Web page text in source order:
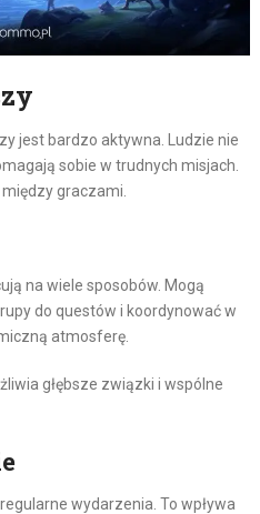
jest bardzo aktywna. Ludzie nie
sobie w trudnych misjach.
graczami.
na wiele sposobów. Mogą
do questów i koordynować w
atmosferę.
głębsze związki i wspólne
wydarzenia. To wpływa